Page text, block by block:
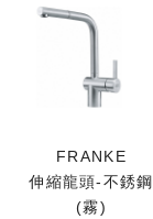
FRANKE
伸縮龍頭-不銹鋼
(霧)